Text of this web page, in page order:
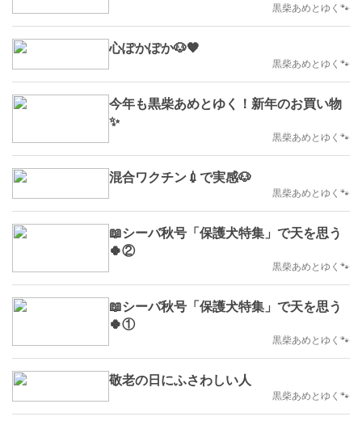
黒柴あめとゆく🐾
心ぽかぽか🐶🧡
黒柴あめとゆく🐾
今年も黒柴あめとゆく！新年のお買い物
✨
黒柴あめとゆく🐾
混合ワクチン💉で実感🐶
黒柴あめとゆく🐾
📖シーバ秋号「保護犬特集」で天を思う
🍀②
黒柴あめとゆく🐾
📖シーバ秋号「保護犬特集」で天を思う
🍀①
黒柴あめとゆく🐾
敬老の日にふさわしい人
黒柴あめとゆく🐾